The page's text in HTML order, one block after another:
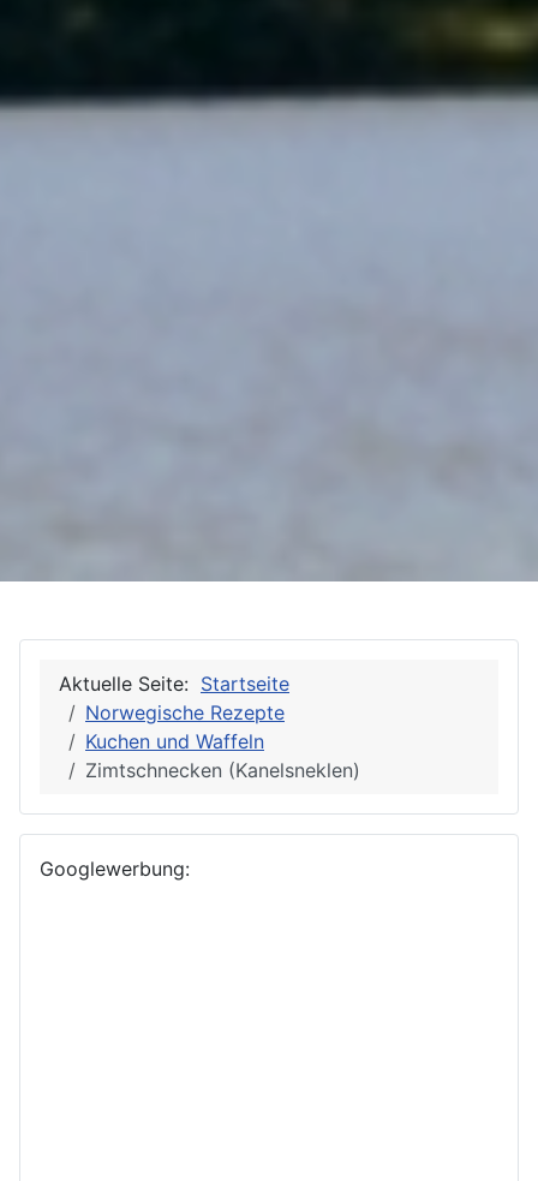
Aktuelle Seite: Startseite
Norwegische Rezepte
Kuchen und Waffeln
Zimtschnecken (Kanelsneklen)
Googlewerbung: